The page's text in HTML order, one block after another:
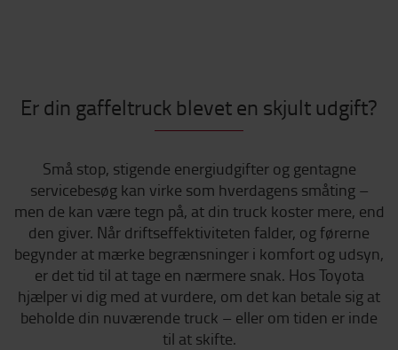
Er din gaffeltruck blevet en skjult udgift?
Små stop, stigende energiudgifter og gentagne
servicebesøg kan virke som hverdagens småting –
men de kan være tegn på, at din truck koster mere, end
den giver. Når driftseffektiviteten falder, og førerne
begynder at mærke begrænsninger i komfort og udsyn,
er det tid til at tage en nærmere snak. Hos Toyota
hjælper vi dig med at vurdere, om det kan betale sig at
beholde din nuværende truck – eller om tiden er inde
til at skifte.